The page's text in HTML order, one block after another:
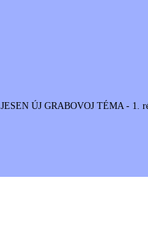
ÚJ GRABOVOJ TÉMA - 1.